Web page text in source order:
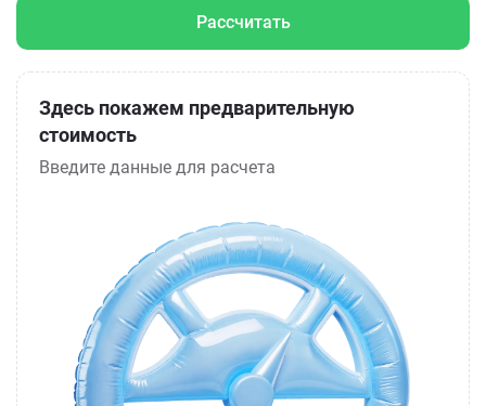
Рассчитать
Здесь покажем предварительную
стоимость
Введите данные для расчета